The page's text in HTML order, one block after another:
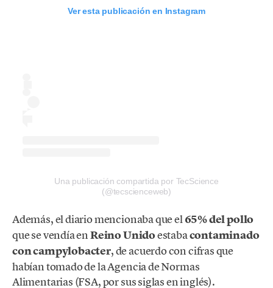
Ver esta publicación en Instagram
Una publicación compartida por TecScience
(@tecscienceweb)
Además, el diario mencionaba que el65% del pollo
que se vendía enReino Unidoestabacontaminado
con campylobacter, de acuerdo con cifras que
habían tomado de la Agencia de Normas
Alimentarias (FSA, por sus siglas en inglés).